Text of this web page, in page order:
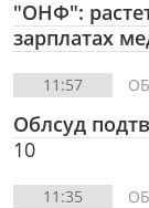
"ОНФ":
зарплатах
11:57
Облсуд
10
11:35